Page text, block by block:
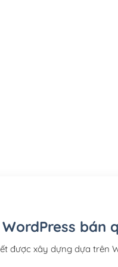
bán
được xây dựng dựa trên